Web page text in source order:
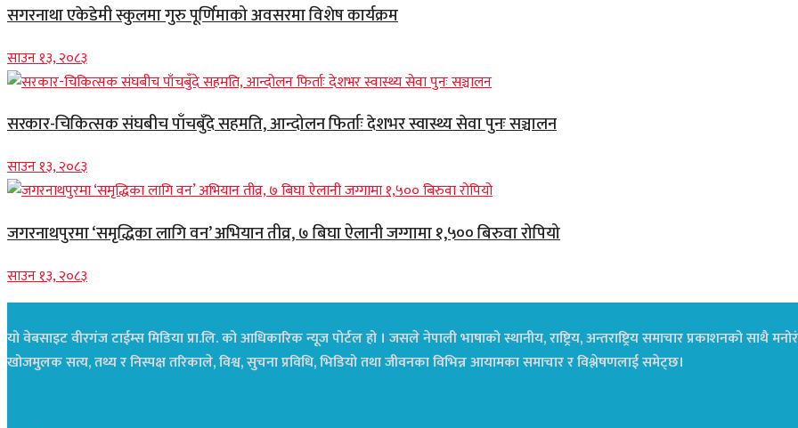
सगरनाथा एकेडेमी स्कुलमा गुरु पूर्णिमाको अवसरमा विशेष कार्यक्रम
साउन १३, २०८३
सरकार-चिकित्सक संघबीच पाँचबुँदे सहमति, आन्दोलन फिर्ताः देशभर स्वास्थ्य सेवा पुनः सञ्चालन
साउन १३, २०८३
जगरनाथपुरमा ‘समृद्धिका लागि वन’ अभियान तीव्र, ७ बिघा ऐलानी जग्गामा १,५०० बिरुवा रोपियो
साउन १३, २०८३
यो वेबसाइट वीरगंज टाईम्स मिडिया प्रा.लि. को आधिकारिक न्यूज पोर्टल हो । जसले नेपाली भाषाको स्थानीय, राष्ट्रिय, अन्तराष्ट्रिय समाचार प्रकाशनको
खोजमुलक सत्य, तथ्य र निस्पक्ष तरिकाले, विश्व, सुचना प्रविधि, भिडियो तथा जीवनका विभिन्न आयामका समाचार र विश्लेषणलाई समेट्छ।